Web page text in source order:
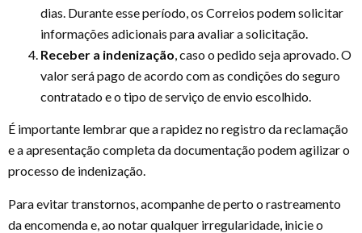
dias. Durante esse período, os Correios podem solicitar
informações adicionais para avaliar a solicitação.
Receber a indenização, caso o pedido seja aprovado. O
valor será pago de acordo com as condições do seguro
contratado e o tipo de serviço de envio escolhido.
É importante lembrar que a rapidez no registro da reclamação
e a apresentação completa da documentação podem agilizar o
processo de indenização.
Para evitar transtornos, acompanhe de perto o rastreamento
da encomenda e, ao notar qualquer irregularidade, inicie o